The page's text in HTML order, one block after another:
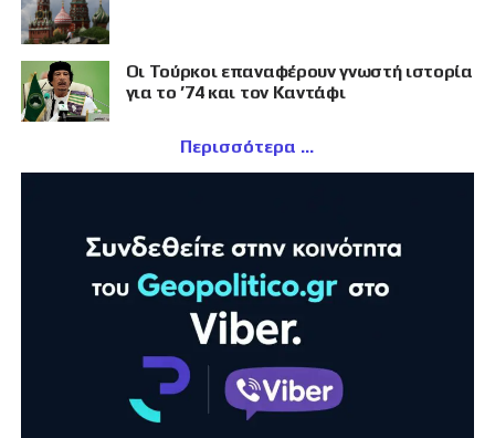
Οι Τούρκοι επαναφέρουν γνωστή ιστορία
για το ’74 και τον Καντάφι
Περισσότερα